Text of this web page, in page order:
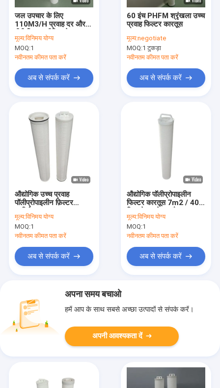
जल उपचार के लिए
110M3/H प्रवाह दर और
पीपी फिल्टर मीडिया के साथ
40 इंच का उच्च प्रवाह फिल्टर
कारतूस
मूल्य:विनिमय योग्य
MOQ:1
नवीनतम कीमत पता करें
अब से संपर्क करें
60 इंच PHFM श्रृंखला उच्च
प्रवाह फिल्टर कारतूस
मूल्य:negotiate
MOQ:1 टुकड़ा
नवीनतम कीमत पता करें
अब से संपर्क करें
औद्योगिक उच्च प्रवाह
पॉलीप्रोपाइलीन फ़िल्टर
कार्ट्रिज 6'' 152MM
मूल्य:विनिमय योग्य
MOQ:1
नवीनतम कीमत पता करें
अब से संपर्क करें
औद्योगिक पॉलीप्रोपाइलीन
फिल्टर कारतूस 7m2 / 40
फिल्टरेशन क्षेत्र और 6 "
152.4MM ओडी के साथ
मूल्य:विनिमय योग्य
MOQ:1
नवीनतम कीमत पता करें
अब से संपर्क करें
अपना समय बचाओ
हमें आप के साथ सबसे अच्छा उत्पादों से संपर्क करें।
अपनी आवश्यकता दें